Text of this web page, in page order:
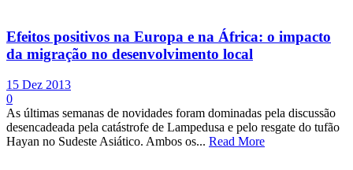
Efeitos positivos na Europa e na África: o impacto
da migração no desenvolvimento local
15 Dez 2013
0
As últimas semanas de novidades foram dominadas pela discussão
desencadeada pela catástrofe de Lampedusa e pelo resgate do tufão
Hayan no Sudeste Asiático. Ambos os... Read More